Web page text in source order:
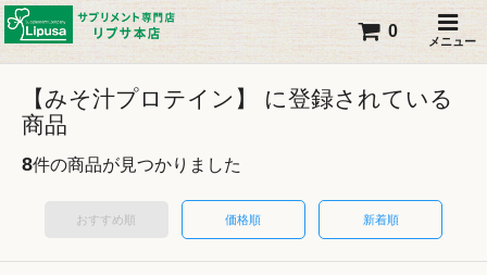
メニュー
0
【みそ汁プロテイン】 に登録されている
商品
8件の商品が見つかりました
おすすめ順 価格順 新着順